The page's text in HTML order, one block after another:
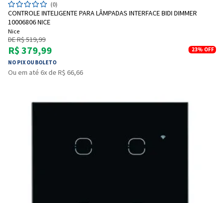
(0)
CONTROLE INTELIGENTE PARA LÂMPADAS INTERFACE BIDI DIMMER
10006806 NICE
Nice
DE R$ 519,99
R$ 379,99
NO PIX OU BOLETO
23% OFF
Ou em até 6x de R$ 66,66